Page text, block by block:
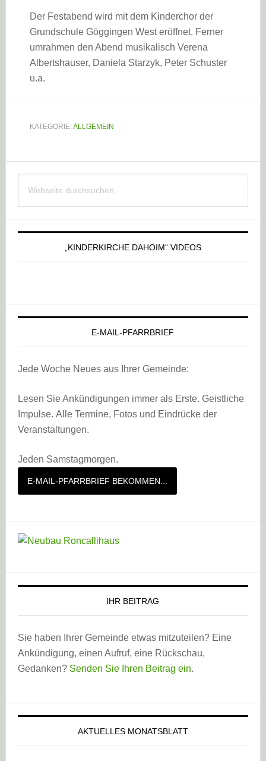
Der Festabend wird mit dem Kinderchor der
Grundschule Göggingen West eröffnet. Ferner
umrahmen den Abend musikalisch Verena
Albertshauser, Daniela Starzyk, Peter Schuster
u.a.
KATEGORIE:ALLGEMEIN
Haupt-
Sidebar
durchsuchen
„KINDERKIRCHE DAHOIM“ VIDEOS
E-MAIL-PFARRBRIEF
Jede Woche Neues aus Ihrer Gemeinde:
Lesen Sie Ankündigungen immer als Erste. Geistliche
Impulse. Alle Termine, Fotos und Eindrücke der
Veranstaltungen.
Jeden Samstagmorgen.
E-MAIL-PFARRBRIEF BEKOMMEN...
IHR BEITRAG
Sie haben Ihrer Gemeinde etwas mitzuteilen? Eine
Ankündigung, einen Aufruf, eine Rückschau,
Gedanken? Senden Sie Ihren Beitrag ein.
AKTUELLES MONATSBLATT